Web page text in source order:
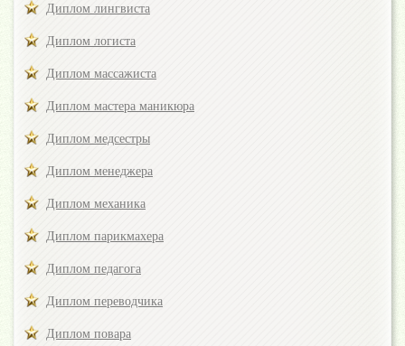
Диплом лингвиста
Диплом логиста
Диплом массажиста
Диплом мастера маникюра
Диплом медсестры
Диплом менеджера
Диплом механика
Диплом парикмахера
Диплом педагога
Диплом переводчика
Диплом повара